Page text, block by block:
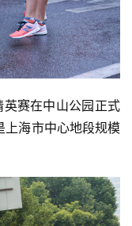
赛在中山公园正式
上海市中心地段规模